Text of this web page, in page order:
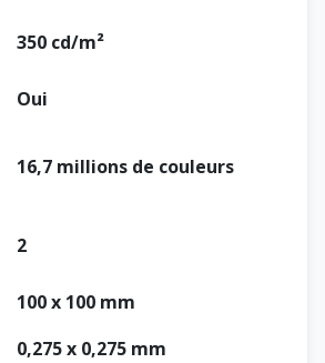
350 cd/m²
Oui
16,7 millions de couleurs
2
100 x 100 mm
0,275 x 0,275 mm